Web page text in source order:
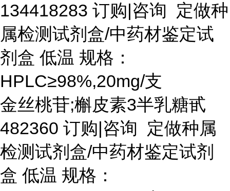
134418283 订购|咨询 定做种
属检测试剂盒/中药材鉴定试
剂盒 低温 规格：
HPLC≥98%,20mg/支
金丝桃苷;槲皮素3半乳糖甙
482360 订购|咨询 定做种属
检测试剂盒/中药材鉴定试剂
盒 低温 规格：